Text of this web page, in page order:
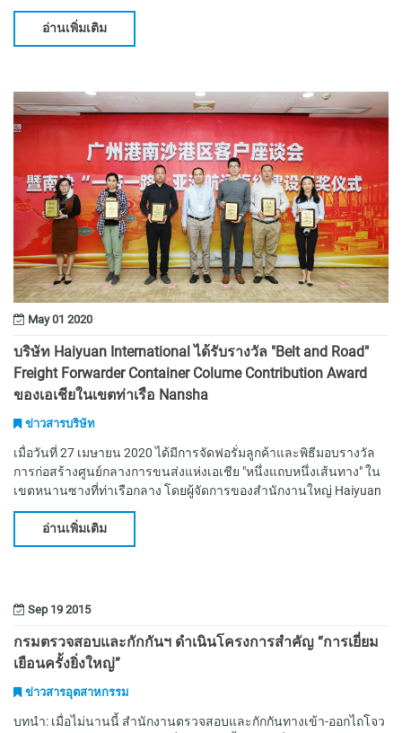
มืออาชีพเข้าร่วมงาน
อ่านเพิ่มเติม
May 01 2020
บริษัท Haiyuan International ได้รับรางวัล "Belt and Road"
Freight Forwarder Container Colume Contribution Award
ของเอเชียในเขตท่าเรือ Nansha
ข่าวสารบริษัท
เมื่อวันที่ 27 เมษายน 2020 ได้มีการจัดฟอรั่มลูกค้าและพิธีมอบรางวัล
การก่อสร้างศูนย์กลางการขนส่งแห่งเอเชีย "หนึ่งแถบหนึ่งเส้นทาง" ใน
เขตหนานซางที่ท่าเรือกลาง โดยผู้จัดการของสำนักงานใหญ่ Haiyuan
International Shenz
อ่านเพิ่มเติม
Sep 19 2015
กรมตรวจสอบและกักกันฯ ดำเนินโครงการสำคัญ “การเยี่ยม
เยือนครั้งยิ่งใหญ่”
ข่าวสารอุตสาหกรรม
บทนำ: เมื่อไม่นานนี้ สำนักงานตรวจสอบและกักกันทางเข้า-ออกไถโจว